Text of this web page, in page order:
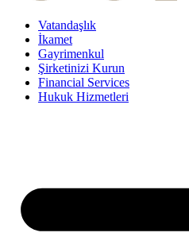
Vatandaşlık
İkamet
Gayrimenkul
Şirketinizi Kurun
Financial Services
Hukuk Hizmetleri